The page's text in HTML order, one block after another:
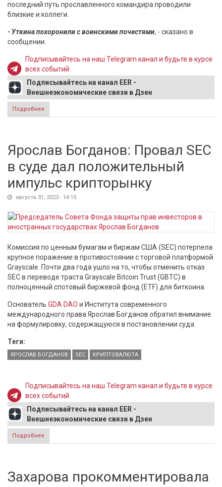
последний путь прославленного командира проводили
близкие и коллеги.
- Уткина похоронили с воинскими почестями, - сказано в
сообщении.
Подписывайтесь на наш Telegram канал и будьте в курсе
всех событий
Подписывайтесь на канал EER -
Внешнеэкономические связи в Дзен
Подробнее
воинскими почестями
Ярослав Богданов: Провал SEC
в суде дал положительный
импульс крипторынку
августа 31, 2023 - 14:15
Комиссия по ценным бумагам и биржам США (SEC) потерпела
крупное поражение в противостоянии с торговой платформой
Grayscale. Почти два года ушло на то, чтобы отменить отказ
SEC в переводе траста Grayscale Bitcoin Trust (GBTC) в
полноценный спотовый биржевой фонд (ETF) для биткоина.
Основатель GDA DAO и Института современного
международного права Ярослав Богданов обратил внимание
на формулировку, содержащуюся в постановлении суда.
Теги:
ЯРОСЛАВ БОГДАНОВ SEC КРИПТОВАЛЮТА
Подписывайтесь на наш Telegram канал и будьте в курсе
всех событий
Подписывайтесь на канал EER -
Внешнеэкономические связи в Дзен
Подробнее
положительный импульс крипторынку
Захарова прокомментировала